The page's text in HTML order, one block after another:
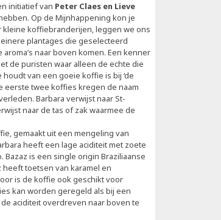
initiatief van Peter Claes en Lieve
Op de Mijnhappening kon je
koffiebranderijen, leggen we ons
plantages die geselecteerd
naar boven komen. Een kenner
de puristen waar alleen de echte die
van een goeie koffie is bij ‘de
eerste twee koffies kregen de naam
Barbara verwijst naar St-
naar de tas of zak waarmee de
gemaakt uit een mengeling van
heeft een lage aciditeit met zoete
Bazaz is een single origin Braziliaanse
toetsen van karamel en
is de koffie ook geschikt voor
kan worden geregeld als bij een
aciditeit overdreven naar boven te